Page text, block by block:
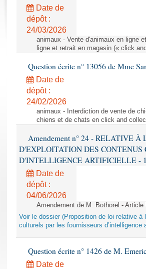
Rapports législatifs
Rapports sur l'application des lois
Baromètre de l’application des lois
Dossiers législatifs
Budget et sécurité sociale
Questions écrites et orales
Comptes rendus des débats
Date de
dépôt :
24/03/2026
animaux - Vente d'animaux en ligne
ligne et retrait en magasin (« click
Question écrite n° 13056 de Mme
Date de
dépôt :
24/02/2026
animaux - Interdiction de vente de
chiens et de chats en click and
Amendement n° 24 - RELATIVE
D'EXPLOITATION DES CONTENUS
D'INTELLIGENCE ARTIFICIELLE -
Date de
dépôt :
04/06/2026
Amendement de M. Bothorel - Article
Voir le dossier (Proposition de loi relative à
culturels par les fournisseurs d’intelligence
Question écrite n° 1426 de M.
Date de